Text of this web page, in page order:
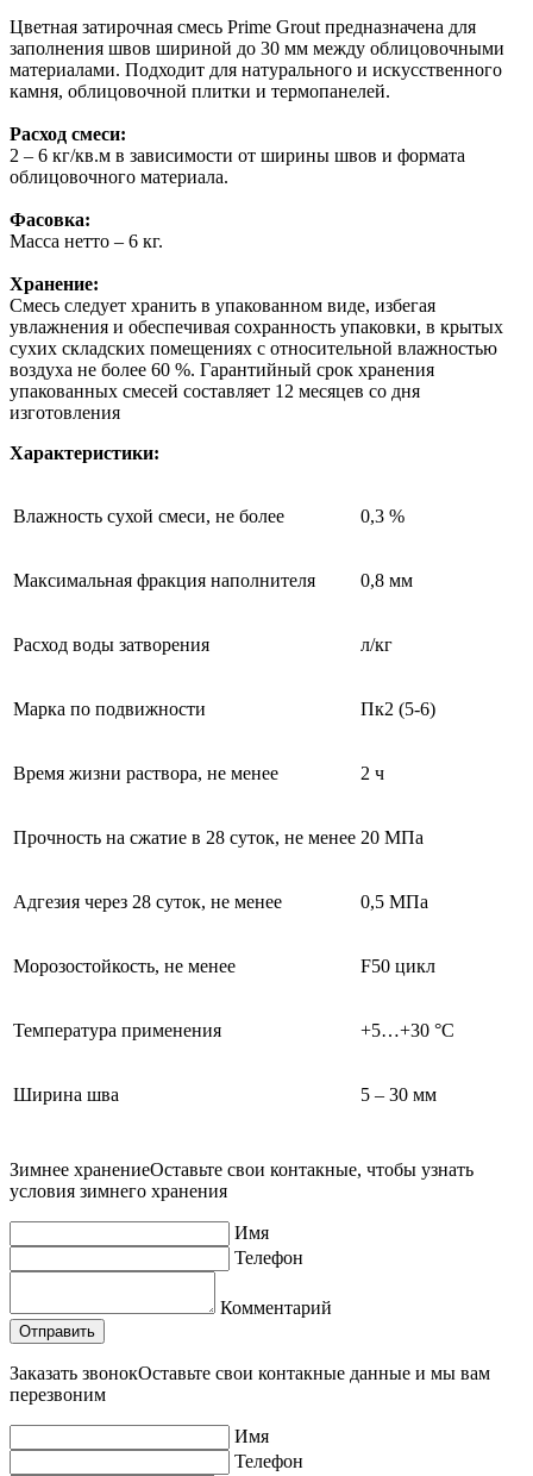
Цветная затирочная смесь Prime Grout предназначена для
заполнения швов шириной до 30 мм между облицовочными
материалами. Подходит для натурального и искусственного
камня, облицовочной плитки и термопанелей.
Расход смеси:
2 – 6 кг/кв.м в зависимости от ширины швов и формата
облицовочного материала.
Фасовка:
Масса нетто – 6 кг.
Хранение:
Смесь следует хранить в упакованном виде, избегая
увлажнения и обеспечивая сохранность упаковки, в крытых
сухих складских помещениях с относительной влажностью
воздуха не более 60 %. Гарантийный срок хранения
упакованных смесей составляет 12 месяцев со дня
изготовления
Характеристики:
Влажность сухой смеси, не более 0,3 %
Максимальная фракция наполнителя 0,8 мм
Расход воды затворения л/кг
Марка по подвижности Пк2 (5-6)
Время жизни раствора, не менее 2 ч
Прочность на сжатие в 28 суток, не менее 20 МПа
Адгезия через 28 суток, не менее 0,5 МПа
Морозостойкость, не менее F50 цикл
Температура применения +5…+30 °С
Ширина шва 5 – 30 мм
Зимнее хранениеОставьте свои контакные, чтобы узнать
условия зимнего хранения
Имя
Телефон
Комментарий
Заказать звонокОставьте свои контакные данные и мы вам
перезвоним
Имя
Телефон